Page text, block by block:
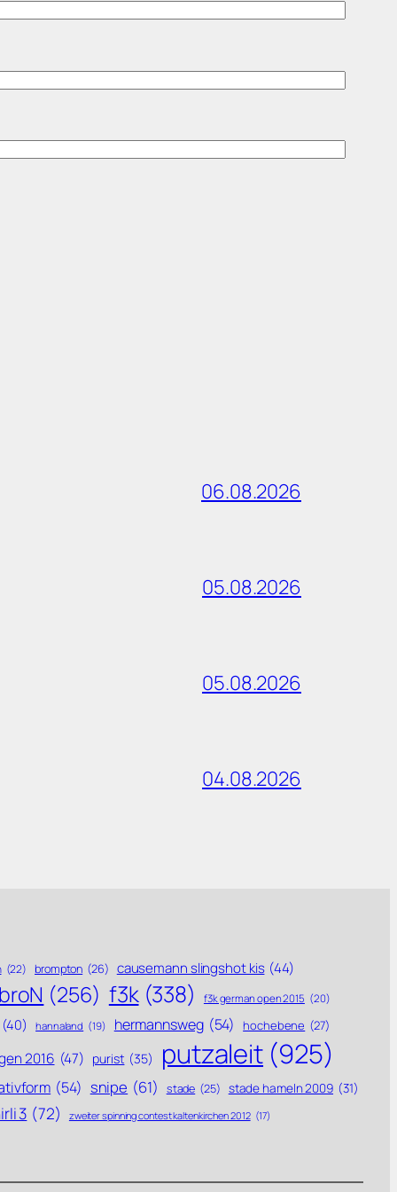
06.08.2026
05.08.2026
05.08.2026
04.08.2026
(22) brompton (26) causemann slingshot kis (44)
(256) f3k (338) f3k german open 2015 (20)
(40) hannaland (19) hermannsweg (54) hochebene (27)
2016 (47) purist (35) putzaleit (925)
(54) snipe (61) stade (25) stade hameln 2009 (31)
3 (72) zweiter spinning contest kaltenkirchen 2012 (17)